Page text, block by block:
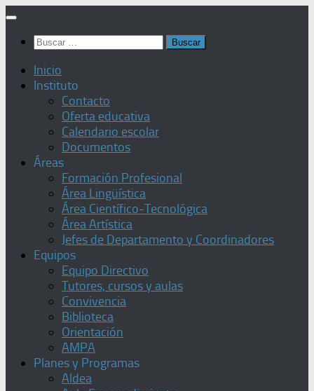
Saltar
contenido
Buscar:
Inicio
Instituto
Contacto
Oferta educativa
Calendario escolar
Documentos
Áreas
Formación Profesional
Área Lingüística
Área Científico-Tecnológica
Área Artística
Jefes de Departamento y Coordinadores
Equipos
Equipo Directivo
Tutores, cursos y aulas
Convivencia
Biblioteca
Orientación
AMPA
Planes y Programas
Aldea